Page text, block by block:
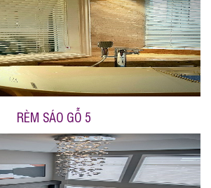
RÈM SÁO GỖ 5